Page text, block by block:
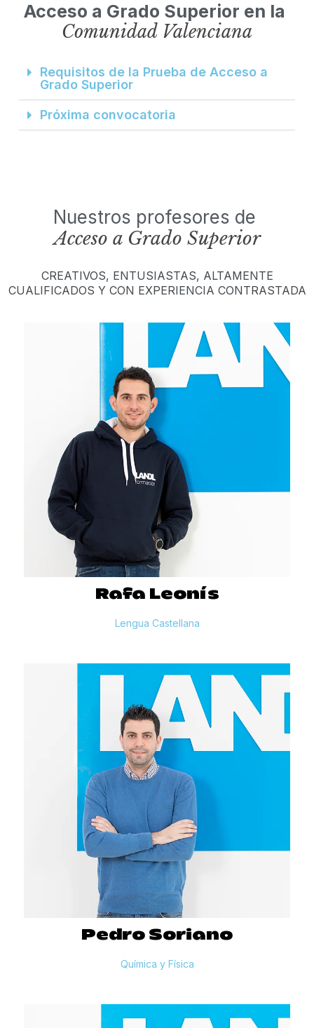
Acceso a Grado Superior en la
Comunidad Valenciana
Requisitos de la Prueba de Acceso a
Grado Superior
Próxima convocatoria
Nuestros profesores de
Acceso a Grado Superior
CREATIVOS, ENTUSIASTAS, ALTAMENTE
CUALIFICADOS Y CON EXPERIENCIA CONTRASTADA
Rafa Leonís
Lengua Castellana
Pedro Soriano
Química y Física